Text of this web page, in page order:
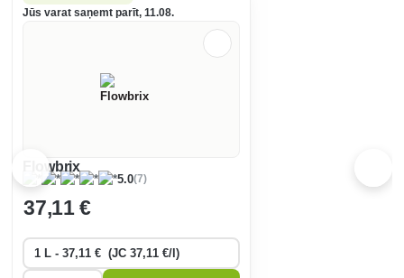
Jūs varat saņemt parīt, 11.08.
Flowbrix
5.0(7)
37,11 €